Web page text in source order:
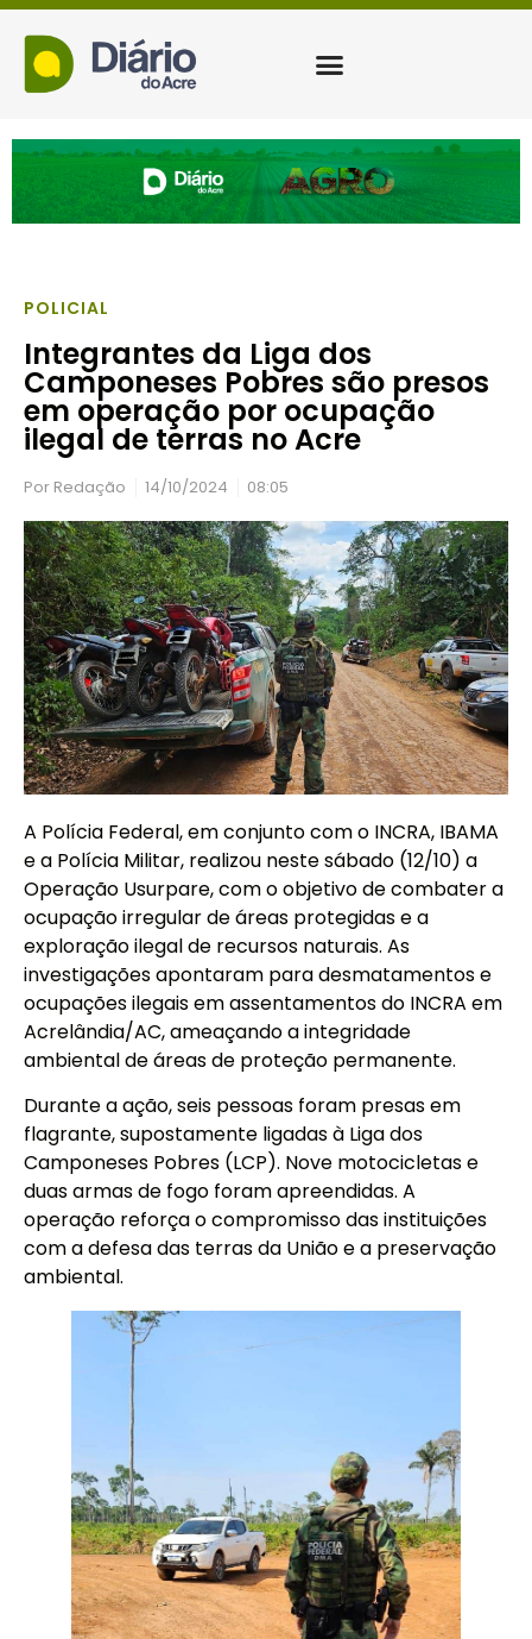
POLICIAL
Integrantes da Liga dos
Camponeses Pobres são presos
em operação por ocupação
ilegal de terras no Acre
Por Redação 14/10/2024 08:05
A Polícia Federal, em conjunto com o INCRA, IBAMA
e a Polícia Militar, realizou neste sábado (12/10) a
Operação Usurpare, com o objetivo de combater a
ocupação irregular de áreas protegidas e a
exploração ilegal de recursos naturais. As
investigações apontaram para desmatamentos e
ocupações ilegais em assentamentos do INCRA em
Acrelândia/AC, ameaçando a integridade
ambiental de áreas de proteção permanente.
Durante a ação, seis pessoas foram presas em
flagrante, supostamente ligadas à Liga dos
Camponeses Pobres (LCP). Nove motocicletas e
duas armas de fogo foram apreendidas. A
operação reforça o compromisso das instituições
com a defesa das terras da União e a preservação
ambiental.